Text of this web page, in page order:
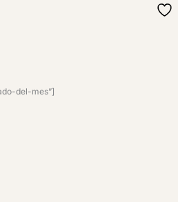
del-mes”]